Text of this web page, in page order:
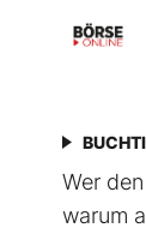
Wer
warum